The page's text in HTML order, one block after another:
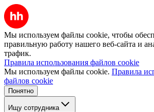
Мы используем файлы cookie, чтобы
правильную работу нашего веб-сайта и
трафик.
Правила использования файлов cookie
Мы используем файлы cookie. Правила
файлов cookie
Понятно
Ищу сотрудника